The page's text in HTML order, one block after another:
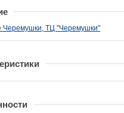
Черемушки, ТЦ "Черемушки"